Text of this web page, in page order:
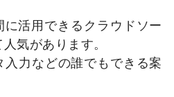
に活用できるクラウドソー
気があります。
入力などの誰でもできる案